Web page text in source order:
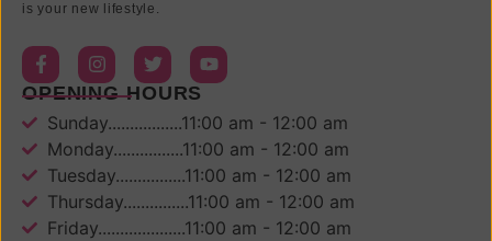
is your new lifestyle.
OPENING HOURS
Sunday.................11:00 am - 12:00 am
Monday................11:00 am - 12:00 am
Tuesday................11:00 am - 12:00 am
Thursday...............11:00 am - 12:00 am
Friday....................11:00 am - 12:00 am